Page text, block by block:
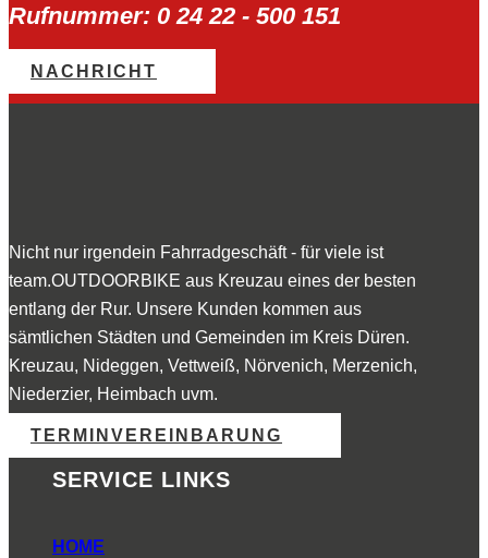
Rufnummer: 0 24 22 - 500 151
NACHRICHT
Nicht nur irgendein Fahrradgeschäft - für viele ist
team.OUTDOORBIKE aus Kreuzau eines der besten
entlang der Rur. Unsere Kunden kommen aus
sämtlichen Städten und Gemeinden im Kreis Düren.
Kreuzau, Nideggen, Vettweiß, Nörvenich, Merzenich,
Niederzier, Heimbach uvm.
TERMINVEREINBARUNG
SERVICE LINKS
HOME